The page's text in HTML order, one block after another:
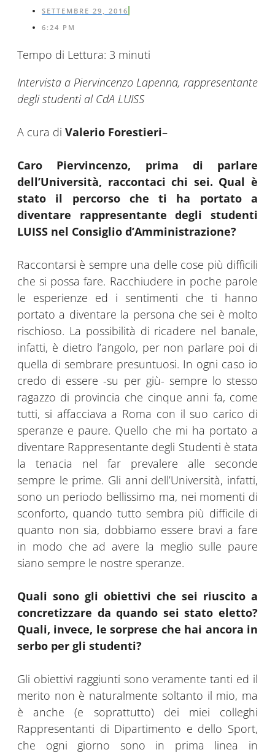
SETTEMBRE 29, 2016
6:24 PM
Tempo di Lettura: 3 minuti
Intervista a Piervincenzo Lapenna, rappresentante
degli studenti al CdA LUISS
A cura di Valerio Forestieri–
Caro Piervincenzo, prima di parlare
dell’Università, raccontaci chi sei. Qual è
stato il percorso che ti ha portato a
diventare rappresentante degli studenti
LUISS nel Consiglio d’Amministrazione?
Raccontarsi è sempre una delle cose più difficili
che si possa fare. Racchiudere in poche parole
le esperienze ed i sentimenti che ti hanno
portato a diventare la persona che sei è molto
rischioso. La possibilità di ricadere nel banale,
infatti, è dietro l’angolo, per non parlare poi di
quella di sembrare presuntuosi. In ogni caso io
credo di essere -su per giù- sempre lo stesso
ragazzo di provincia che cinque anni fa, come
tutti, si affacciava a Roma con il suo carico di
speranze e paure. Quello che mi ha portato a
diventare Rappresentante degli Studenti è stata
la tenacia nel far prevalere alle seconde
sempre le prime. Gli anni dell’Università, infatti,
sono un periodo bellissimo ma, nei momenti di
sconforto, quando tutto sembra più difficile di
quanto non sia, dobbiamo essere bravi a fare
in modo che ad avere la meglio sulle paure
siano sempre le nostre speranze.
Quali sono gli obiettivi che sei riuscito a
concretizzare da quando sei stato eletto?
Quali, invece, le sorprese che hai ancora in
serbo per gli studenti?
Gli obiettivi raggiunti sono veramente tanti ed il
merito non è naturalmente soltanto il mio, ma
è anche (e soprattutto) dei miei colleghi
Rappresentanti di Dipartimento e dello Sport,
che ogni giorno sono in prima linea in